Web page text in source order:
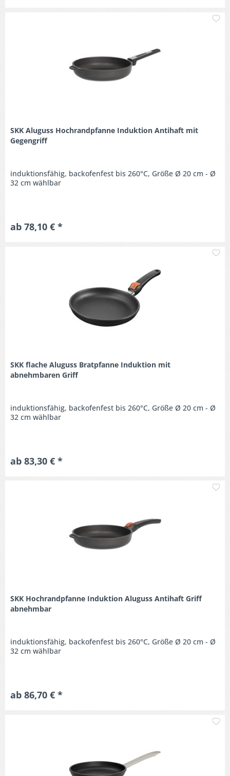
SKK Aluguss Hochrandpfanne Induktion Antihaft mit
Gegengriff
induktionsfähig, backofenfest bis 260°C, Größe Ø 20 cm - Ø
32 cm wählbar
ab 78,10 € *
SKK flache Aluguss Bratpfanne Induktion mit
abnehmbaren Griff
induktionsfähig, backofenfest bis 260°C, Größe Ø 20 cm - Ø
32 cm wählbar
ab 83,30 € *
SKK Hochrandpfanne Induktion Aluguss Antihaft Griff
abnehmbar
induktionsfähig, backofenfest bis 260°C, Größe Ø 20 cm - Ø
32 cm wählbar
ab 86,70 € *